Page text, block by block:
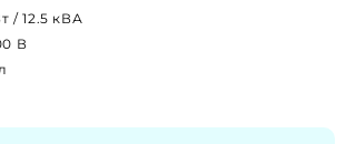
/ 12.5 кВА
В